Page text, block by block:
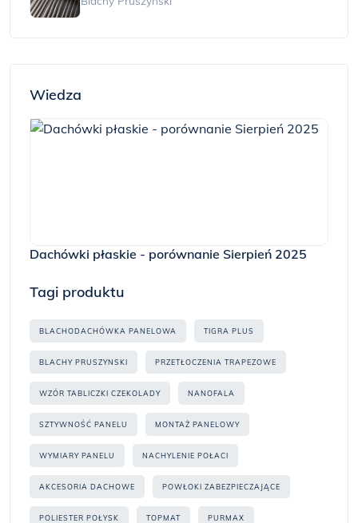
Wiedza
Dachówki płaskie - porównanie Sierpień 2025
Tagi produktu
BLACHODACHÓWKA PANELOWA TIGRA PLUS
BLACHY PRUSZYNSKI PRZETŁOCZENIA TRAPEZOWE
WZÓR TABLICZKI CZEKOLADY NANOFALA
SZTYWNOŚĆ PANELU MONTAŻ PANELOWY
WYMIARY PANELU NACHYLENIE POŁACI
AKCESORIA DACHOWE POWŁOKI ZABEZPIECZAJĄCE
POLIESTER POŁYSK TOPMAT PURMAX